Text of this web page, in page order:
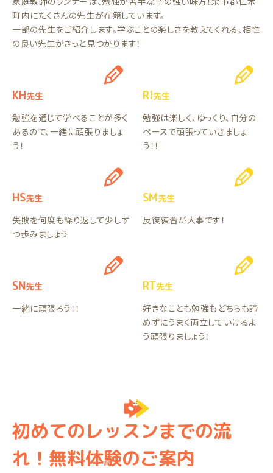
町内にたくさんの先生が在籍しています。
一部の先生をご紹介します。学ぶことの楽しさを教えてくれる、相性
の良い先生がきっと見つかります！
KH先生
勉強を通じて学べることが多く
あるので、一緒に頑張りましょ
う！
RI先生
勉強は楽しく、ゆっくり、自分の
ペースで頑張っていきましょ
う！！
HS先生
失敗を何度も繰り返して少しず
つ歩みましょう
SM先生
反復練習が大事です！
SN先生
一緒に頑張ろう！！
RT先生
好きなことも勉強もどちらも諦
めずにうまく両立していけるよ
う頑張りましょう！
初めてのレッスンまでの流
れ！無料体験のご案内